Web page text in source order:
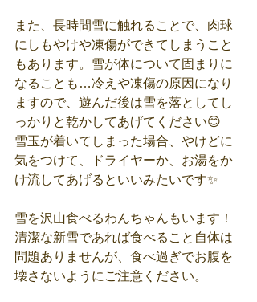
また、長時間雪に触れることで、肉球
にしもやけや凍傷ができてしまうこと
もあります。雪が体について固まりに
なることも…冷えや凍傷の原因になり
ますので、遊んだ後は雪を落としてし
っかりと乾かしてあげてください😊
雪玉が着いてしまった場合、やけどに
気をつけて、ドライヤーか、お湯をか
け流してあげるといいみたいです✨
雪を沢山食べるわんちゃんもいます！
清潔な新雪であれば食べること自体は
問題ありませんが、食べ過ぎでお腹を
壊さないようにご注意ください。